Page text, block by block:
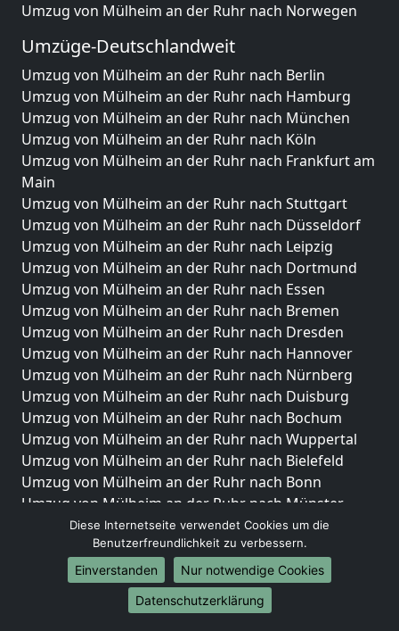
Umzug von Mülheim an der Ruhr nach Norwegen
Umzüge-Deutschlandweit
Umzug von Mülheim an der Ruhr nach Berlin
Umzug von Mülheim an der Ruhr nach Hamburg
Umzug von Mülheim an der Ruhr nach München
Umzug von Mülheim an der Ruhr nach Köln
Umzug von Mülheim an der Ruhr nach Frankfurt am
Main
Umzug von Mülheim an der Ruhr nach Stuttgart
Umzug von Mülheim an der Ruhr nach Düsseldorf
Umzug von Mülheim an der Ruhr nach Leipzig
Umzug von Mülheim an der Ruhr nach Dortmund
Umzug von Mülheim an der Ruhr nach Essen
Umzug von Mülheim an der Ruhr nach Bremen
Umzug von Mülheim an der Ruhr nach Dresden
Umzug von Mülheim an der Ruhr nach Hannover
Umzug von Mülheim an der Ruhr nach Nürnberg
Umzug von Mülheim an der Ruhr nach Duisburg
Umzug von Mülheim an der Ruhr nach Bochum
Umzug von Mülheim an der Ruhr nach Wuppertal
Umzug von Mülheim an der Ruhr nach Bielefeld
Umzug von Mülheim an der Ruhr nach Bonn
Umzug von Mülheim an der Ruhr nach Münster
Internationale-Umzüge
Umzug von Mülheim an der Ruhr nach Brasilien
Umzug von Mülheim an der Ruhr nach Brunei
Diese Internetseite verwendet Cookies um die
Benutzerfreundlichkeit zu verbessern.
Einverstanden
Nur notwendige Cookies
Datenschutzerklärung